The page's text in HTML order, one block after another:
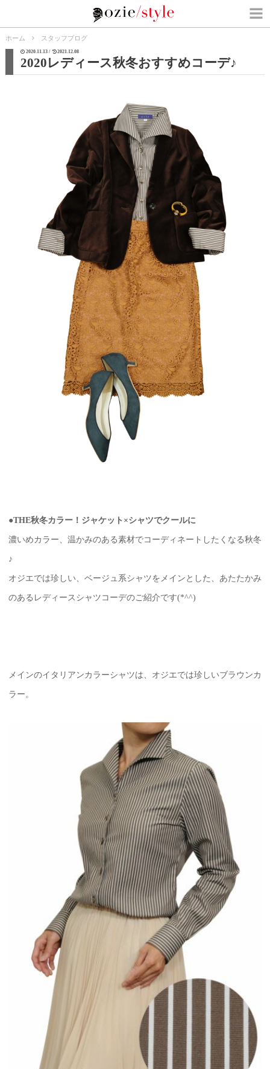
ホーム スタッフブログ
2020.11.13 / 2021.12.08
2020レディース秋冬おすすめコーデ♪
●THE秋冬カラー！ジャケット×シャツでクールに
濃いめカラー、温かみのある素材でコーディネートしたくなる秋冬
♪
オジエでは珍しい、ベージュ系シャツをメインとした、あたたかみ
のあるレディースシャツコーデのご紹介です(*^^)
メインのイタリアンカラーシャツは、オジエでは珍しいブラウンカ
ラー。